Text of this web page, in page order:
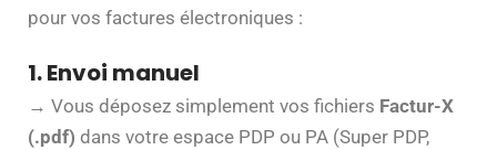
pour vos factures électroniques :
1. Envoi manuel
→ Vous déposez simplement vos fichiers Factur-X
(.pdf) dans votre espace PDP ou PA (Super PDP,